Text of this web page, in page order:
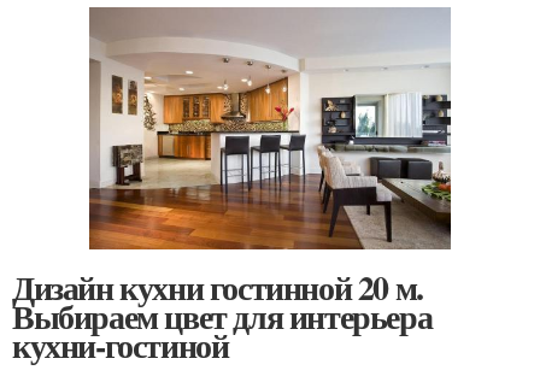
Дизайн кухни гостинной 20 м.
Выбираем цвет для интерьера
кухни-гостиной